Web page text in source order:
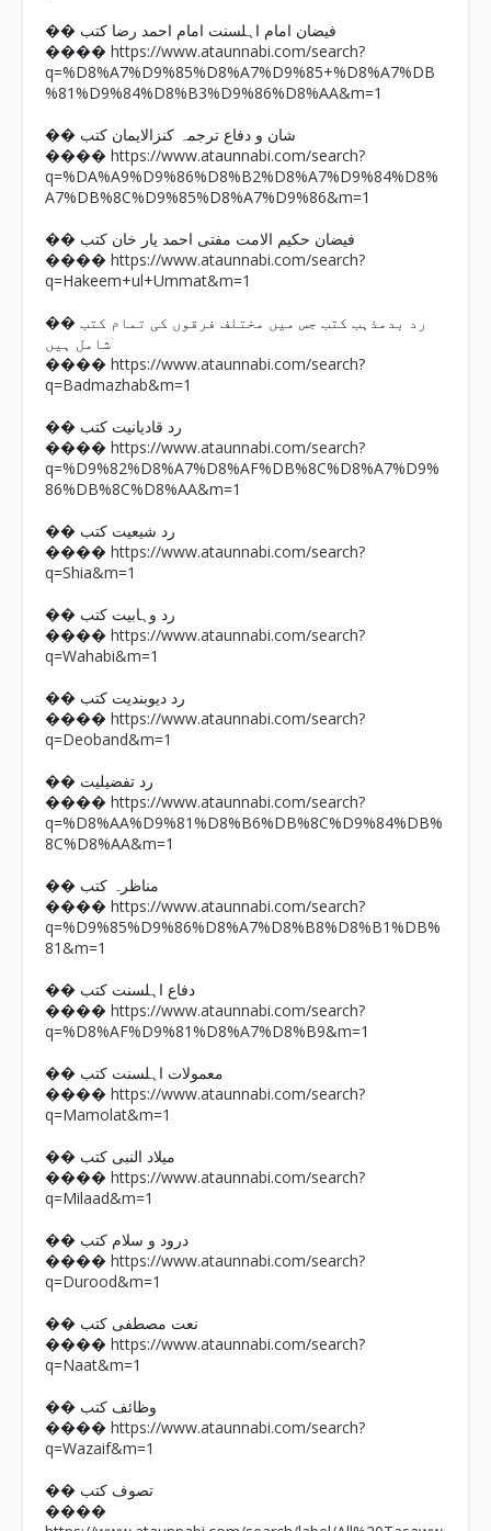
�� فیضان امام اہلسنت امام احمد رضا کتب
���� https://www.ataunnabi.com/search?
q=%D8%A7%D9%85%D8%A7%D9%85+%D8%A7%DB
%81%D9%84%D8%B3%D9%86%D8%AA&m=1
�� شان و دفاع ترجمہ کنزالایمان کتب
���� https://www.ataunnabi.com/search?
q=%DA%A9%D9%86%D8%B2%D8%A7%D9%84%D8%
A7%DB%8C%D9%85%D8%A7%D9%86&m=1
�� فیضان حکیم الامت مفتی احمد یار خان کتب
���� https://www.ataunnabi.com/search?
q=Hakeem+ul+Ummat&m=1
�� رد بدمذہب کتب جس میں مختلف فرقوں کی تمام کتب
شامل ہیں
���� https://www.ataunnabi.com/search?
q=Badmazhab&m=1
�� رد قادیانیت کتب
���� https://www.ataunnabi.com/search?
q=%D9%82%D8%A7%D8%AF%DB%8C%D8%A7%D9%
86%DB%8C%D8%AA&m=1
�� رد شیعیت کتب
���� https://www.ataunnabi.com/search?
q=Shia&m=1
�� رد وہابیت کتب
���� https://www.ataunnabi.com/search?
q=Wahabi&m=1
�� رد دیوبندیت کتب
���� https://www.ataunnabi.com/search?
q=Deoband&m=1
�� رد تفضیلیت
���� https://www.ataunnabi.com/search?
q=%D8%AA%D9%81%D8%B6%DB%8C%D9%84%DB%
8C%D8%AA&m=1
�� مناظرہ کتب
���� https://www.ataunnabi.com/search?
q=%D9%85%D9%86%D8%A7%D8%B8%D8%B1%DB%
81&m=1
�� دفاع اہلسنت کتب
���� https://www.ataunnabi.com/search?
q=%D8%AF%D9%81%D8%A7%D8%B9&m=1
�� معمولات اہلسنت کتب
���� https://www.ataunnabi.com/search?
q=Mamolat&m=1
�� میلاد النبی کتب
���� https://www.ataunnabi.com/search?
q=Milaad&m=1
�� درود و سلام کتب
���� https://www.ataunnabi.com/search?
q=Durood&m=1
�� نعت مصطفی کتب
���� https://www.ataunnabi.com/search?
q=Naat&m=1
�� وظائف کتب
���� https://www.ataunnabi.com/search?
q=Wazaif&m=1
�� تصوف کتب
����